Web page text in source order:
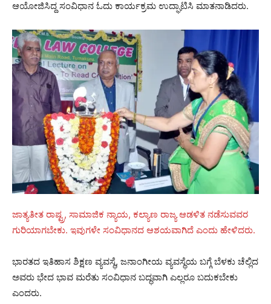
ಆಯೋಜಿಸಿದ್ದ ಸಂವಿಧಾನ ಓದು ಕಾರ್ಯಕ್ರಮ ಉದ್ಘಾಟಿಸಿ ಮಾತನಾಡಿದರು.
ಜಾತ್ಯತೀತ ರಾಷ್ಟ್ರ, ಸಾಮಾಜಿಕ ನ್ಯಾಯ, ಕಲ್ಯಾಣ ರಾಜ್ಯ ಆಡಳಿತ ನಡೆಸುವವರ
ಗುರಿಯಾಗಬೇಕು. ಇವುಗಳೇ ಸಂವಿಧಾನದ ಆಶಯವಾಗಿದೆ ಎಂದು ಹೇಳಿದರು.
ಭಾರತದ ಇತಿಹಾಸ ಶಿಕ್ಷಣ ವ್ಯವಸ್ಥೆ, ಜನಾಂಗೀಯ ವ್ಯವಸ್ಥೆಯ ಬಗ್ಗೆ ಬೆಳಕು ಚೆಲ್ಲಿದ
ಅವರು ಭೇದ ಭಾವ ಮರೆತು ಸಂವಿಧಾನ ಬದ್ಧವಾಗಿ ಎಲ್ಲರೂ ಬದುಕಬೇಕು
ಎಂದರು.